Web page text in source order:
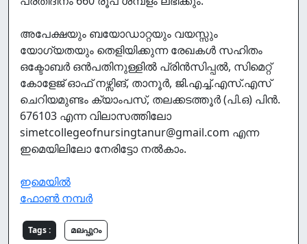
അപേക്ഷയും ബയോഡാറ്റയും വയസ്സും
യോഗ്യതയും തെളിയിക്കുന്ന രേഖകള്‍ സഹിതം
ഒക്ടോബര്‍ ഒന്‍പതിനുള്ളില്‍ പ്രിന്‍സിപ്പല്‍, സിമെറ്റ്
കോളേജ് ഓഫ് നഴ്സിങ്, താനൂര്‍, ജി.എച്ച്.എസ്.എസ്
ചെറിയമുണ്ടം ക്യാംപസ്, തലക്കടത്തൂര്‍ (പി.ഒ) പിന്‍.
676103 എന്ന വിലാസത്തിലോ
simetcollegeofnursingtanur@gmail.com എന്ന
ഇമെയിലിലോ നേരിട്ടോ നല്‍കാം.
ഇമെയിൽ
ഫോൺ നമ്പർ
Tags : മലപ്പുറം